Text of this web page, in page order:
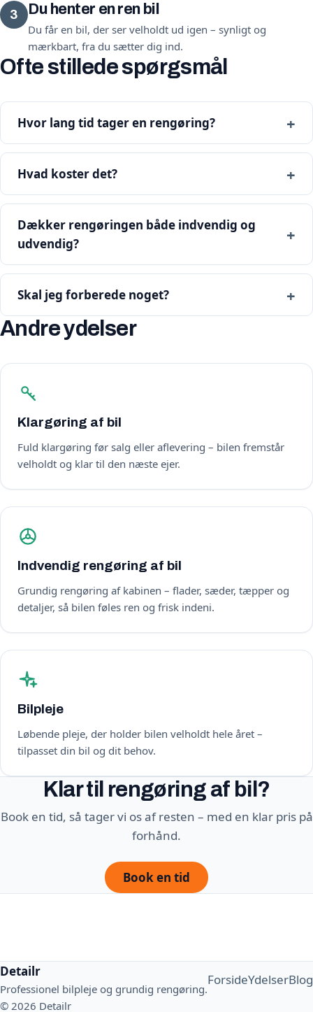
3 Du henter en ren bil
Du får en bil, der ser velholdt ud igen – synligt og
mærkbart, fra du sætter dig ind.
Ofte stillede spørgsmål
Hvor lang tid tager en rengøring?
Hvad koster det?
Dækker rengøringen både indvendig og
udvendig?
Skal jeg forberede noget?
Andre ydelser
Klargøring af bil
Fuld klargøring før salg eller aflevering – bilen fremstår
velholdt og klar til den næste ejer.
Indvendig rengøring af bil
Grundig rengøring af kabinen – flader, sæder, tæpper og
detaljer, så bilen føles ren og frisk indeni.
Bilpleje
Løbende pleje, der holder bilen velholdt hele året –
tilpasset din bil og dit behov.
Klar til rengøring af bil?
Book en tid, så tager vi os af resten – med en klar pris på
forhånd.
Book en tid
Detailr
Professionel bilpleje og grundig rengøring.
ForsideYdelserBlog
© 2026 Detailr